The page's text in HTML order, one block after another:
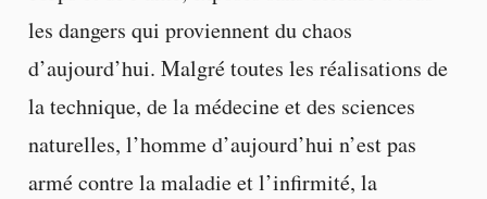
les dangers qui proviennent du chaos
d’aujourd’hui. Malgré toutes les réalisations de
la technique, de la médecine et des sciences
naturelles, l’homme d’aujourd’hui n’est pas
armé contre la maladie et l’infirmité, la